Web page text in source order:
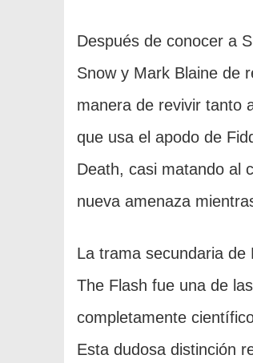
Después de conocer a
Snow y Mark Blaine de
manera de revivir tanto
que usa el apodo de
Death, casi matando al
nueva amenaza
La trama secundaria
The Flash fue una de
completamente
Esta dudosa distinción